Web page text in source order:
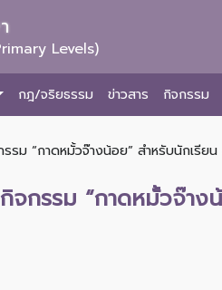
Levels)
กฎ/จริยธรรม ข่าวสาร กิจกรรม
รม “กาดหมั้วจ๊างน้อย” สำหรับนักเรีย
จกรรม “กาดหมั้วจ๊า